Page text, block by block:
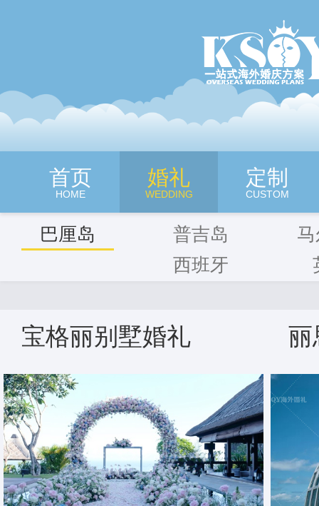
深圳旷世奇缘海外婚纱摄影
首页
HOME
婚礼
WEDDING
定制
CUSTOM
巴厘岛 普吉岛
西班牙
宝格丽别墅婚礼 丽